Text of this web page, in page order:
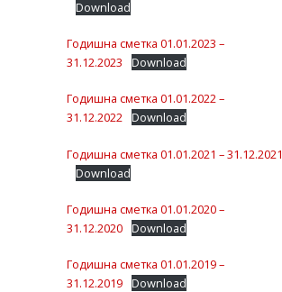
Download
Годишна сметка 01.01.2023 –
31.12.2023
Download
Годишна сметка 01.01.2022 –
31.12.2022 Download
Годишна сметка 01.01.2021 – 31.12.2021
Download
Годишна сметка 01.01.2020 –
31.12.2020 Download
Годишна сметка 01.01.2019 –
31.12.2019 Download